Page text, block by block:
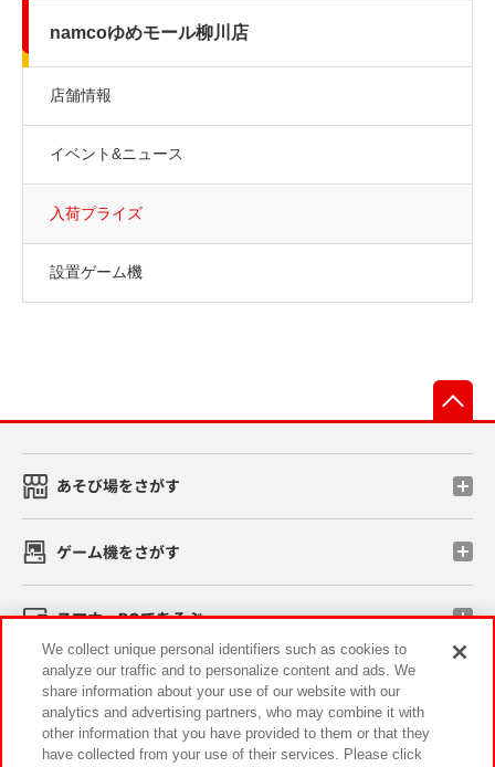
namcoゆめモール柳川店
店舗情報
イベント&ニュース
入荷プライズ
設置ゲーム機
あそび場をさがす
ゲーム機をさがす
スマホ・PCであそぶ
イベント・キャンペーン
We collect unique personal identifiers such as cookies to
analyze our traffic and to personalize content and ads. We
share information about your use of our website with our
analytics and advertising partners, who may combine it with
other information that you have provided to them or that they
have collected from your use of their services. Please click